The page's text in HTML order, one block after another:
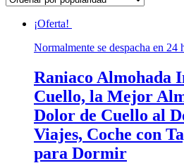
¡Oferta!
Normalmente se despacha en 24
Raniaco Almohada
Cuello, la Mejor
Dolor de Cuello al
Viajes, Coche con
para Dormir